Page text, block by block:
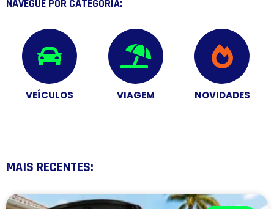
NAVEGUE POR CATEGORIA:
VEÍCULOS VIAGEM NOVIDADES
MAIS RECENTES: